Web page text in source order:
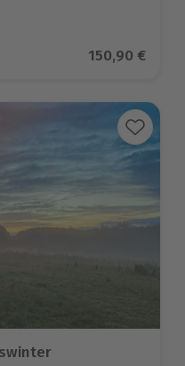
1 BewertungenAktueller
150,90 €